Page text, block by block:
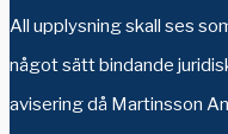
All upplysning skall ses
något sätt bindande
avisering då Martinsson